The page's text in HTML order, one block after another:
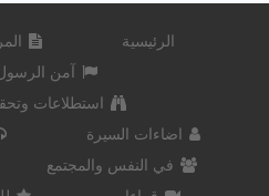
الرئيسية
آمن
استطلاعات
اضاءات السيرة
في النفس والمجتمع